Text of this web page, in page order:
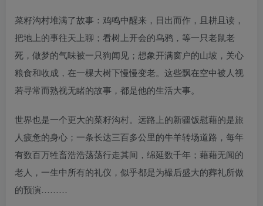
菜籽沟村堆满了故事：鸡鸣中醒来，日出而作，且耕且读，
把地上的事往天上聊；看树上开会的乌鸦，等一只老鼠老
死，做梦的气味被一只狗闻见；想象开满窗户的山坡，关心
粮食和收成，在一棵大树下慢慢变老。这些飘在空中被人视
若寻常而熟视无睹的故事，都是他的生活大事。
世界也是一个更大的菜籽沟村。远路上的新疆饭慰藉的是旅
人疲惫的身心；一条长达三百多公里的牛羊转场道路，每年
有数百万牲畜浩浩荡荡行走其间，绵延数千年；藉藉无闻的
老人，一生中所有的礼仪，似乎都是为樶后盛大的葬礼所做
的预演………